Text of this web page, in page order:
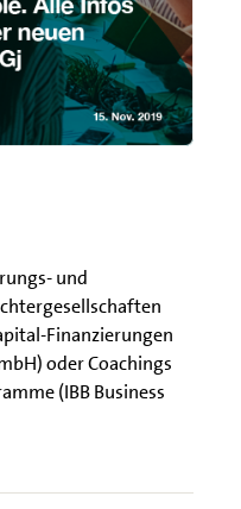
und
Finanzierungen
oder Coachings
(IBB Business